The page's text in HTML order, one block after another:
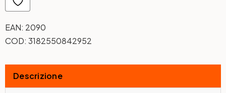
EAN: 2090
COD: 3182550842952
Descrizione